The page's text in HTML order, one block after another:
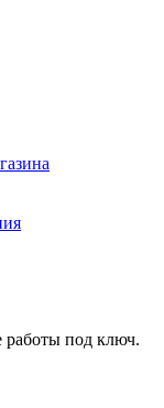
под ключ.